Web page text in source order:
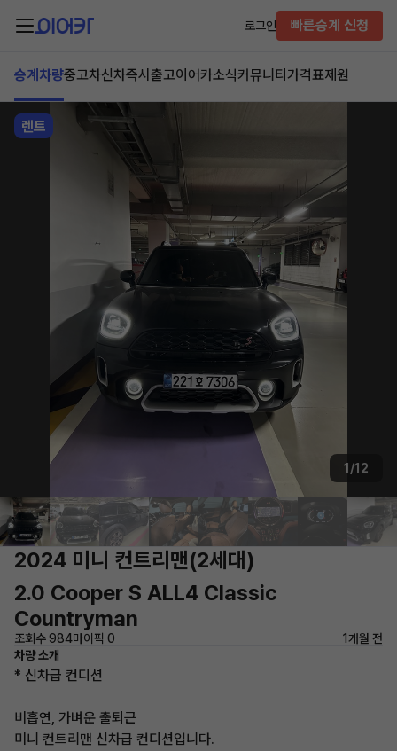
로그인 빠른승계 신청
승계차량중고차신차즉시출고이어카소식커뮤니티 가격표제원
렌트
1/12
2024 미니 컨트리맨(2세대)
2.0 Cooper S ALL4 Classic
Countryman
조회수 984마이픽 0
1개월 전
차량 소개
* 신차급 컨디션
비흡연, 가벼운 출퇴근
미니 컨트리맨 신차급 컨디션입니다.